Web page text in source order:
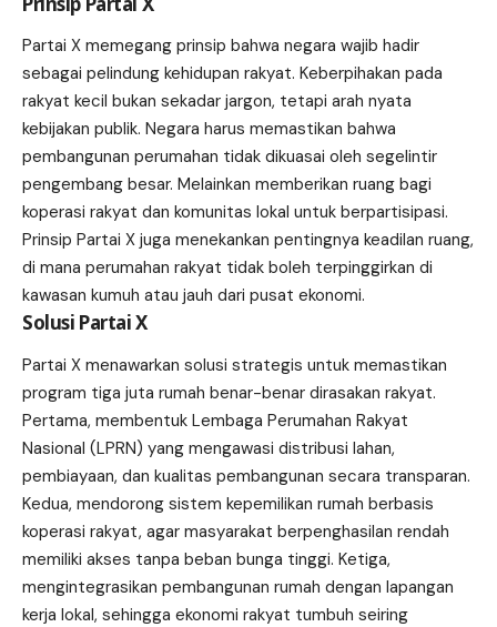
Partai X memegang prinsip bahwa negara wajib hadir
sebagai pelindung kehidupan rakyat. Keberpihakan pada
rakyat kecil bukan sekadar jargon, tetapi arah nyata
kebijakan publik. Negara harus memastikan bahwa
pembangunan perumahan tidak dikuasai oleh segelintir
pengembang besar. Melainkan memberikan ruang bagi
koperasi rakyat dan komunitas lokal untuk berpartisipasi.
Prinsip Partai X juga menekankan pentingnya keadilan ruang,
di mana perumahan rakyat tidak boleh terpinggirkan di
kawasan kumuh atau jauh dari pusat ekonomi.
Solusi Partai X
Partai X menawarkan solusi strategis untuk memastikan
program tiga juta rumah benar-benar dirasakan rakyat.
Pertama, membentuk Lembaga Perumahan Rakyat
Nasional (LPRN) yang mengawasi distribusi lahan,
pembiayaan, dan kualitas pembangunan secara transparan.
Kedua, mendorong sistem kepemilikan rumah berbasis
koperasi rakyat, agar masyarakat berpenghasilan rendah
memiliki akses tanpa beban bunga tinggi. Ketiga,
mengintegrasikan pembangunan rumah dengan lapangan
kerja lokal, sehingga ekonomi rakyat tumbuh seiring